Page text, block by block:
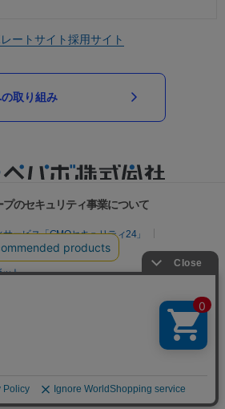
ートサイト採用サイト
取り組み
のセキュリティ事業について
ービス「GMOセキュリティ24」
イトリスク診断
ット
）